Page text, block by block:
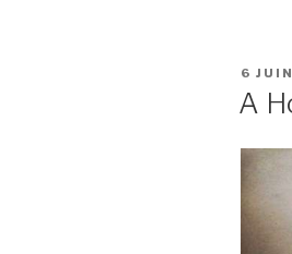
6
A